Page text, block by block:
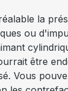
la
ou
être
Vous